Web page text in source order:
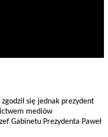
się jednak prezydent
mediów
Gabinetu Prezydenta Paweł